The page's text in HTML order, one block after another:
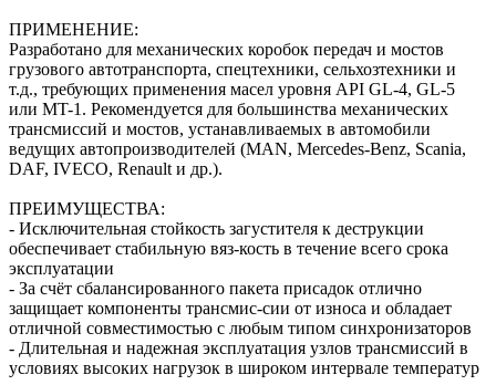
ПРИМЕНЕНИЕ:
Разработано для механических коробок передач и мостов
грузового автотранспорта, спецтехники, сельхозтехники и
т.д., требующих применения масел уровня API GL-4, GL-5
или MT-1. Рекомендуется для большинства механических
трансмиссий и мостов, устанавливаемых в автомобили
ведущих автопроизводителей (MAN, Mercedes-Benz, Scania,
DAF, IVECO, Renault и др.).
ПРЕИМУЩЕСТВА:
- Исключительная стойкость загустителя к деструкции
обеспечивает стабильную вяз-кость в течение всего срока
эксплуатации
- За счёт сбалансированного пакета присадок отлично
защищает компоненты трансмис-сии от износа и обладает
отличной совместимостью с любым типом синхронизаторов
- Длительная и надежная эксплуатация узлов трансмиссий в
условиях высоких нагрузок в широком интервале температур